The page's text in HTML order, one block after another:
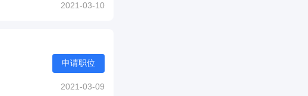
2021-03-10
申请职位
2021-03-09